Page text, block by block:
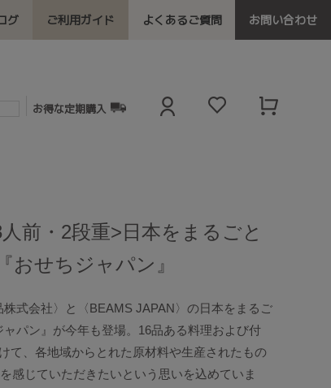
グ ご利用ガイド よくあるご質問 お問い合わせ
お得な定期購入
人前・2段重>日本をまるごと
おせちジャパン』
式会社〉と〈BEAMS JAPAN〉の日本をまるご
パン』が今年も登場。16品ある料理および付
て、各地域からとれた原材料や生産されたもの
感じていただきたいという思いを込めていま